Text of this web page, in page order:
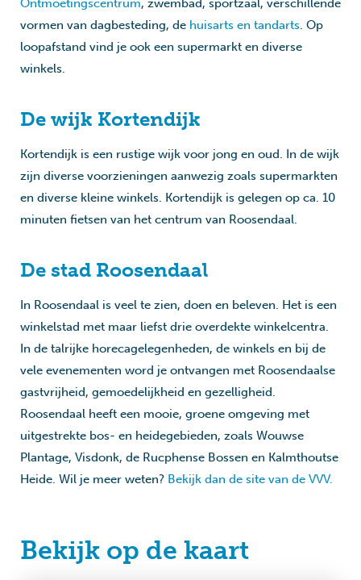
Ontmoetingscentrum, zwembad, sportzaal, verschillende
vormen van dagbesteding, de huisarts en tandarts. Op
loopafstand vind je ook een supermarkt en diverse
winkels.
De wijk Kortendijk
Kortendijk is een rustige wijk voor jong en oud. In de wijk
zijn diverse voorzieningen aanwezig zoals supermarkten
en diverse kleine winkels. Kortendijk is gelegen op ca. 10
minuten fietsen van het centrum van Roosendaal.
De stad Roosendaal
In Roosendaal is veel te zien, doen en beleven. Het is een
winkelstad met maar liefst drie overdekte winkelcentra.
In de talrijke horecagelegenheden, de winkels en bij de
vele evenementen word je ontvangen met Roosendaalse
gastvrijheid, gemoedelijkheid en gezelligheid.
Roosendaal heeft een mooie, groene omgeving met
uitgestrekte bos- en heidegebieden, zoals Wouwse
Plantage, Visdonk, de Rucphense Bossen en Kalmthoutse
Heide. Wil je meer weten? Bekijk dan de site van de VVV.
Bekijk op de kaart